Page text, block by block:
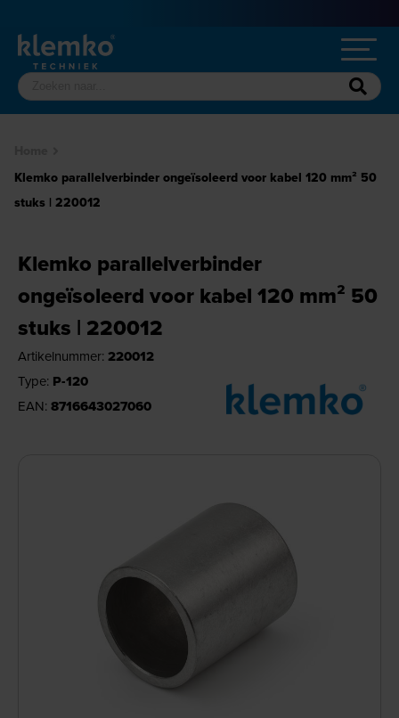
Klemko parallelverbinder ongeïsoleerd voor kabel 120 mm² 50
stuks | 220012
Klemko parallelverbinder
ongeïsoleerd voor kabel 120 mm² 50
stuks | 220012
Artikelnummer: 220012
Type: P-120
EAN: 8716643027060